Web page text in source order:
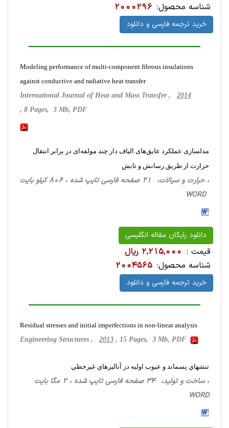
شناسه محصول: 2000296
خرید ترجمه فارسی و دانلود
Modeling performance of multi-component fibrous insulations
against conductive and radiative heat transfer
International Journal of Heat and Mass Transfer , 2014
, 8 Pages, 3 Mb, PDF
مدلسازی عملکرد عایق‌های الیاف دار چند مولفه‌ای در برابر انتقال
حرارت از طریق رسانش و تابش
، حرارت‌ و سیالات، 21 صفحه فارسی تایپ شده ، 806 کیلو بایت
WORD
دانلود رایگان مقاله انگلیسی
قیمت : 2,215,000 ریال
شناسه محصول: 2004565
خرید ترجمه فارسی و دانلود
Residual stresses and initial imperfections in non-linear analysis
Engineering Structures , 2013 , 15 Pages, 3 Mb, PDF
تنشهاي پسماند و عيوب اوليه در آناليزهاي غيرخطي
، ساخت‌ و تولید، 34 صفحه فارسی تایپ شده ، 2 مگا بایت
WORD